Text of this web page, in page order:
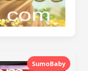
SumoBaby